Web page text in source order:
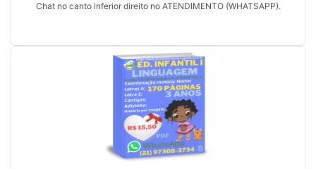
Chat no canto inferior direito no ATENDIMENTO (WHATSAPP).